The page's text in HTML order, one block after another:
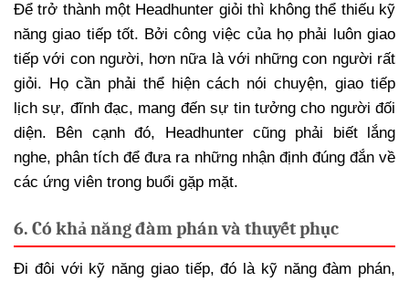
Để trở thành một Headhunter giỏi thì không thể thiếu kỹ
năng giao tiếp tốt. Bởi công việc của họ phải luôn giao
tiếp với con người, hơn nữa là với những con người rất
giỏi. Họ cần phải thể hiện cách nói chuyện, giao tiếp
lịch sự, đĩnh đạc, mang đến sự tin tưởng cho người đối
diện. Bên cạnh đó, Headhunter cũng phải biết lắng
nghe, phân tích để đưa ra những nhận định đúng đắn về
các ứng viên trong buổi gặp mặt.
6. Có khả năng đàm phán và thuyết phục
Đi đôi với kỹ năng giao tiếp, đó là kỹ năng đàm phán,